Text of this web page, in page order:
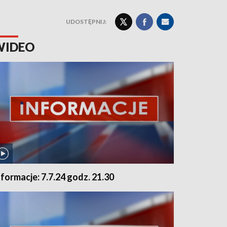
UDOSTĘPNIJ:
7.7.24 godz. 21.30